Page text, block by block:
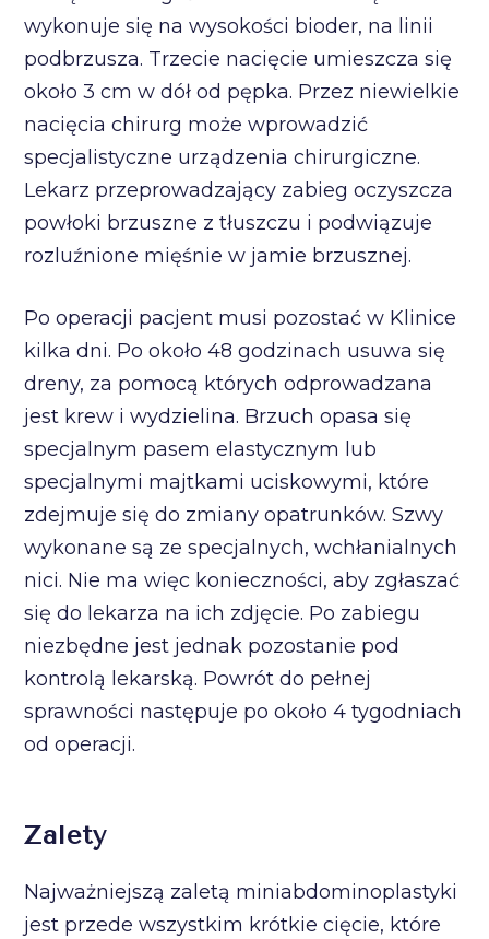
wykonuje się na wysokości bioder, na linii
podbrzusza. Trzecie nacięcie umieszcza się
około 3 cm w dół od pępka. Przez niewielkie
nacięcia chirurg może wprowadzić
specjalistyczne urządzenia chirurgiczne.
Lekarz przeprowadzający zabieg oczyszcza
powłoki brzuszne z tłuszczu i podwiązuje
rozluźnione mięśnie w jamie brzusznej.
Po operacji pacjent musi pozostać w Klinice
kilka dni. Po około 48 godzinach usuwa się
dreny, za pomocą których odprowadzana
jest krew i wydzielina. Brzuch opasa się
specjalnym pasem elastycznym lub
specjalnymi majtkami uciskowymi, które
zdejmuje się do zmiany opatrunków. Szwy
wykonane są ze specjalnych, wchłanialnych
nici. Nie ma więc konieczności, aby zgłaszać
się do lekarza na ich zdjęcie. Po zabiegu
niezbędne jest jednak pozostanie pod
kontrolą lekarską. Powrót do pełnej
sprawności następuje po około 4 tygodniach
od operacji.
Zalety
Najważniejszą zaletą miniabdominoplastyki
jest przede wszystkim krótkie cięcie, które